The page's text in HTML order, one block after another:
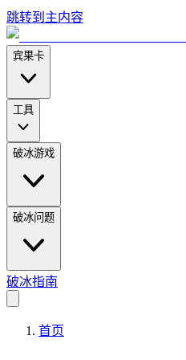
跳转到主内容
宾果卡
工具
破冰游戏
破冰问题
破冰指南
首页